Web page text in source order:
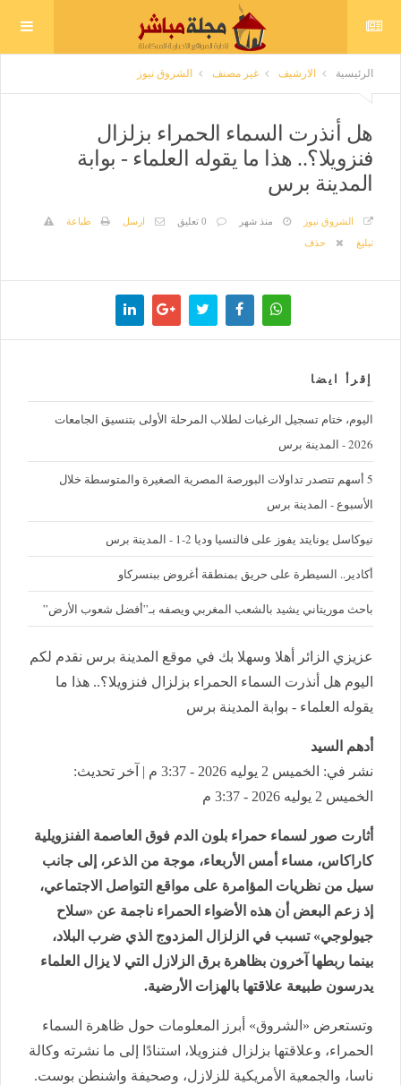
الرئيسية الارشيف غير مصنف الشروق نيوز
هل أنذرت السماء الحمراء بزلزال
فنزويلا؟.. هذا ما يقوله العلماء - بوابة
المدينة برس
الشروق نيوز منذ شهر 0 تعليق ارسل
طباعة
تبليغ
حذف
إقرأ ايضا
اليوم، ختام تسجيل الرغبات لطلاب المرحلة الأولى بتنسيق الجامعات
2026 - المدينة برس
5 أسهم تتصدر تداولات البورصة المصرية الصغيرة والمتوسطة خلال
الأسبوع - المدينة برس
نيوكاسل يونايتد يفوز على فالنسيا وديا 2-1 - المدينة برس
أكادير.. السيطرة على حريق بمنطقة أغروض ببنسركاو
باحث موريتاني يشيد بالشعب المغربي ويصفه بـ”أفضل شعوب الأرض”
عزيزي الزائر أهلا وسهلا بك في موقع المدينة برس نقدم لكم
اليوم هل أنذرت السماء الحمراء بزلزال فنزويلا؟.. هذا ما
يقوله العلماء - بوابة المدينة برس
أدهم السيد
نشر في: الخميس 2 يوليه 2026 - 3:37 م | آخر تحديث:
الخميس 2 يوليه 2026 - 3:37 م
أثارت صور لسماء حمراء بلون الدم فوق العاصمة الفنزويلية
كاراكاس، مساء أمس الأربعاء، موجة من الذعر، إلى جانب
سيل من نظريات المؤامرة على مواقع التواصل الاجتماعي،
إذ زعم البعض أن هذه الأضواء الحمراء ناجمة عن «سلاح
جيولوجي» تسبب في الزلزال المزدوج الذي ضرب البلاد،
بينما ربطها آخرون بظاهرة برق الزلازل التي لا يزال العلماء
يدرسون طبيعة علاقتها بالهزات الأرضية.
وتستعرض «الشروق» أبرز المعلومات حول ظاهرة السماء
الحمراء، وعلاقتها بزلزال فنزويلا، استنادًا إلى ما نشرته وكالة
ناسا، والجمعية الأمريكية للزلازل، وصحيفة واشنطن بوست.